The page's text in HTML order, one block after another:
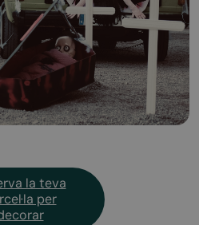
la teva
per